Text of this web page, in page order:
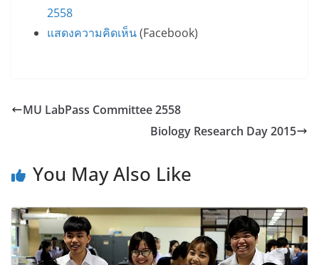
2558
แสดงความคิดเห็น(Facebook)
MU LabPass Committee 2558
Biology Research Day 2015
You May Also Like